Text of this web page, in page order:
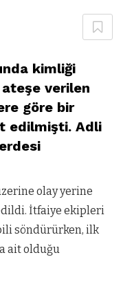
kimliği
verilen
göre bir
edilmişti. Adli
olay yerine
İtfaiye ekipleri
söndürürken, ilk
ait olduğu